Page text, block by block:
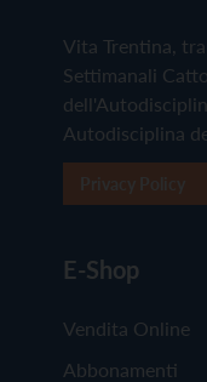
Vita Trentina,
Settimanali
Autodisciplina
E-Shop
Vendita Online
Abbonamenti